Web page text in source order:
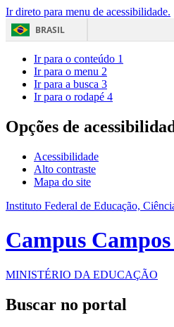
Ir direto para menu de acessibilidade.
BRASIL
Ir para o conteúdo 1
Ir para o menu 2
Ir para a busca 3
Ir para o rodapé 4
Opções de
Acessibilidade
Alto contraste
Mapa do site
Instituto Federal de Educação,
Campus
MINISTÉRIO DA EDUCAÇÃO
Buscar no portal